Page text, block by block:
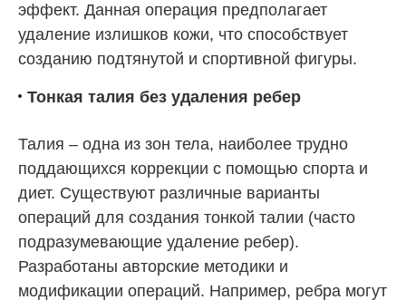
эффект. Данная операция предполагает
удаление излишков кожи, что способствует
созданию подтянутой и спортивной фигуры.
Тонкая талия без удаления ребер
Талия – одна из зон тела, наиболее трудно
поддающихся коррекции с помощью спорта и
диет. Существуют различные варианты
операций для создания тонкой талии (часто
подразумевающие удаление ребер).
Разработаны авторские методики и
модификации операций. Например, ребра могут